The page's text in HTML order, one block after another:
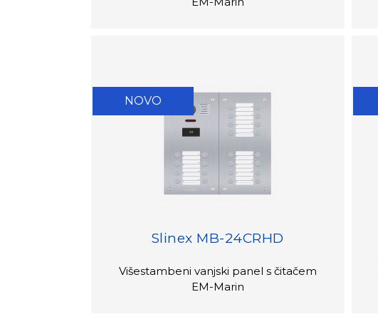
NOVO
Slinex MB-24CRHD
Višestambeni vanjski panel s čitačem
EM-Marin